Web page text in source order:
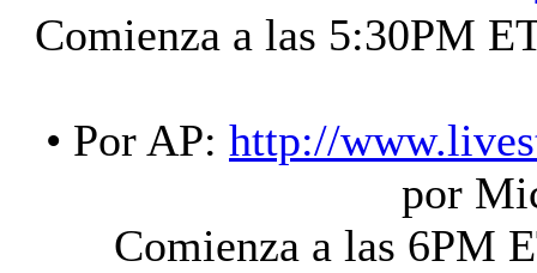
Comienza a las 5:30PM
• Por AP: http://
por
Comienza a las 6PM